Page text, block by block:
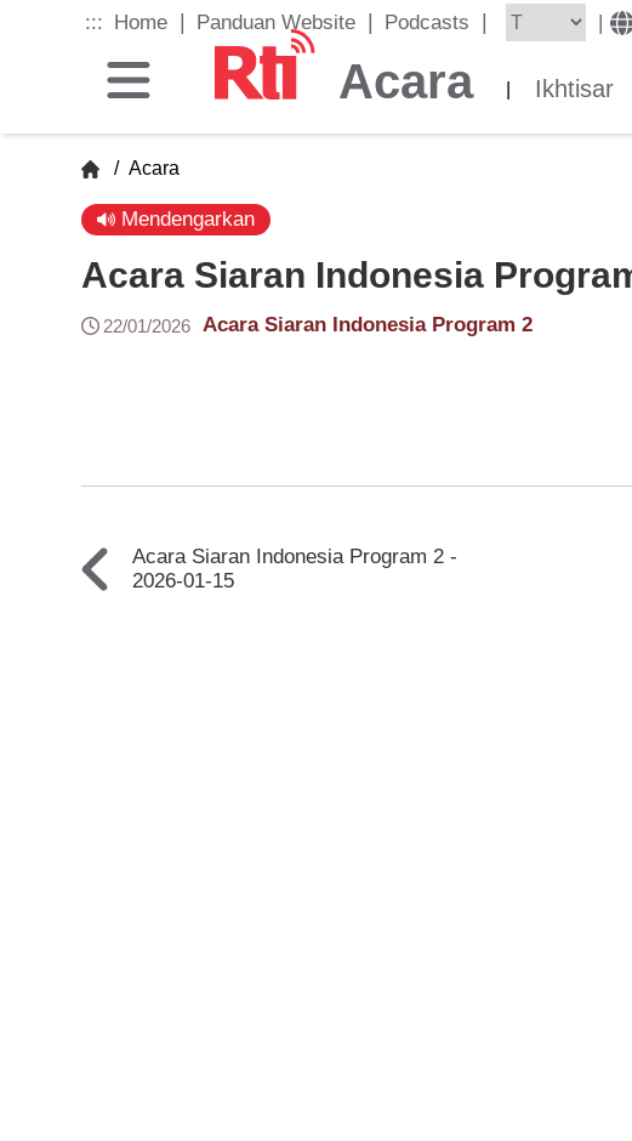
::: Home Panduan Website Podcasts |
Acara Ikhtisar
/ Acara
Mendengarkan
Acara Siaran Indonesia
22/01/2026 Acara Siaran Indonesia Program 2
Acara Siaran Indonesia Program 2 -
2026-01-15